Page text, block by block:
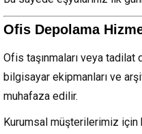
Ofis Depolama
Ofis taşınmaları veya
bilgisayar ekipmanları ve
muhafaza edilir.
Kurumsal müşterilerimiz için